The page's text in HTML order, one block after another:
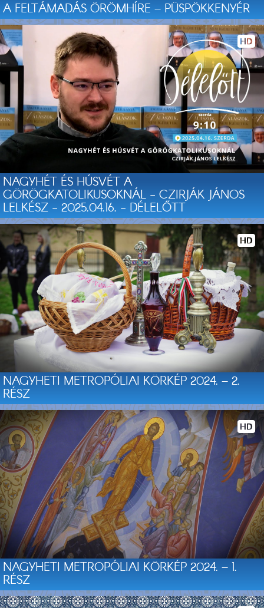
A FELTÁMADÁS ÖRÖMHÍRE – PÜSPÖKKENYÉR
NAGYHÉT ÉS HÚSVÉT A
GÖRÖGKATOLIKUSOKNÁL - CZIRJÁK JÁNOS
LELKÉSZ - 2025.04.16. - DÉLELŐTT
NAGYHETI METROPÓLIAI KÖRKÉP 2024. – 2.
RÉSZ
NAGYHETI METROPÓLIAI KÖRKÉP 2024. – 1.
RÉSZ